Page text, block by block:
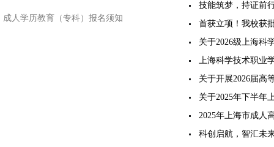
成人学历教育（专科）报名须知
技能筑梦，持证前
考证培训全面铺开
首获立项！我校获
工程2026年度高级
目
关于2026级上海科
教育录取新生未报
上海科学技术职业
历继续教育录取名
关于开展2026届高
书图像采集工作的
关于2025年下半年
报名的工作安排
2025年上海市成人
科创启航，智汇未